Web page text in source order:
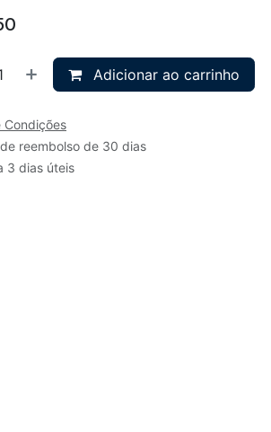
Adicionar ao carrinho
Condições
reembolso de 30 dias
3 dias úteis